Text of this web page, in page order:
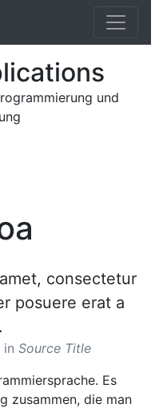
lications
und
consectetur
posuere erat a
in Source Title
Es
zusammen, die man